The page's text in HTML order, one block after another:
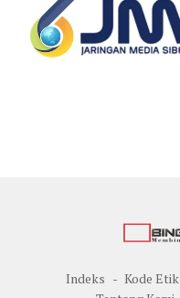
Indeks Kode Etik